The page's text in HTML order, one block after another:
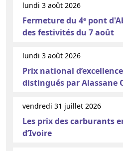
lundi 3 août 2026
Fermeture du 4ᵉ pont
des festivités du 7 août
lundi 3 août 2026
Prix national
distingués par Alassane
vendredi 31 juillet 2026
Les prix des carburants
d’Ivoire